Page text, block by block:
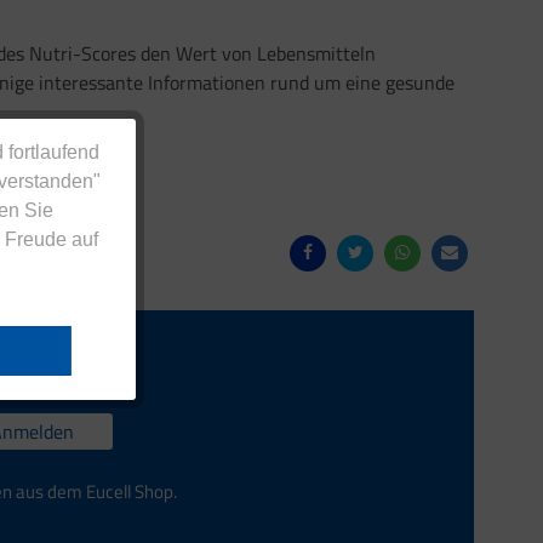
fortlaufend
Sie
auf
Nutri-Scores den Wert von Lebensmitteln
interessante Informationen rund um eine gesunde
aus dem Eucell Shop.